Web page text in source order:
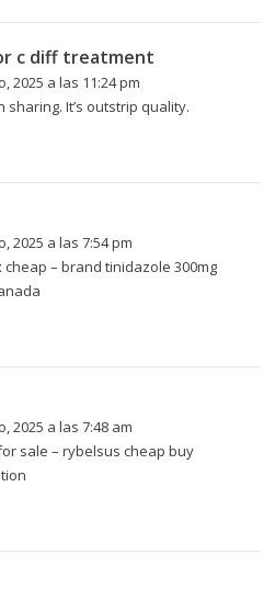
c diff treatment
2025 a las 11:24 pm
sharing. It’s outstrip quality.
2025 a las 7:54 pm
cheap – brand tinidazole 300mg
2025 a las 7:48 am
sale – rybelsus cheap buy